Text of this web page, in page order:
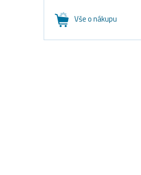
Vše o nákupu